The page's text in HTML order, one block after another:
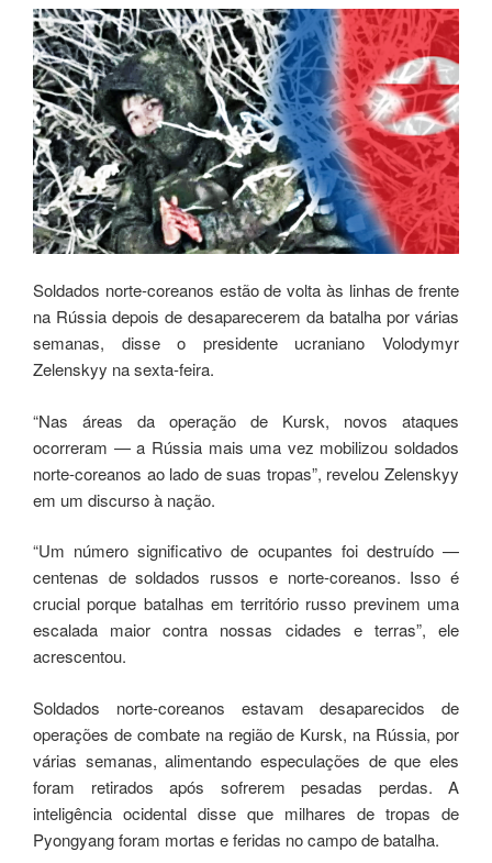
Soldados norte-coreanos estão de volta às linhas de frente
na Rússia depois de desaparecerem da batalha por várias
semanas, disse o presidente ucraniano Volodymyr
Zelenskyy na sexta-feira.
“Nas áreas da operação de Kursk, novos ataques
ocorreram — a Rússia mais uma vez mobilizou soldados
norte-coreanos ao lado de suas tropas”, revelou Zelenskyy
em um discurso à nação.
“Um número significativo de ocupantes foi destruído —
centenas de soldados russos e norte-coreanos. Isso é
crucial porque batalhas em território russo previnem uma
escalada maior contra nossas cidades e terras”, ele
acrescentou.
Soldados norte-coreanos estavam desaparecidos de
operações de combate na região de Kursk, na Rússia, por
várias semanas, alimentando especulações de que eles
foram retirados após sofrerem pesadas perdas. A
inteligência ocidental disse que milhares de tropas de
Pyongyang foram mortas e feridas no campo de batalha.